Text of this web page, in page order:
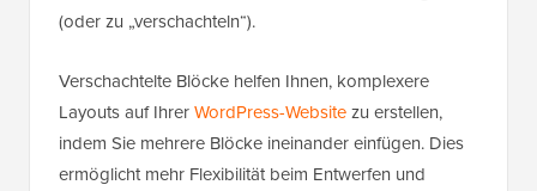
(oder zu „verschachteln“).
Verschachtelte Blöcke helfen Ihnen, komplexere
Layouts auf IhrerWordPress-Websitezu erstellen,
indem Sie mehrere Blöcke ineinander einfügen. Dies
ermöglicht mehr Flexibilität beim Entwerfen und